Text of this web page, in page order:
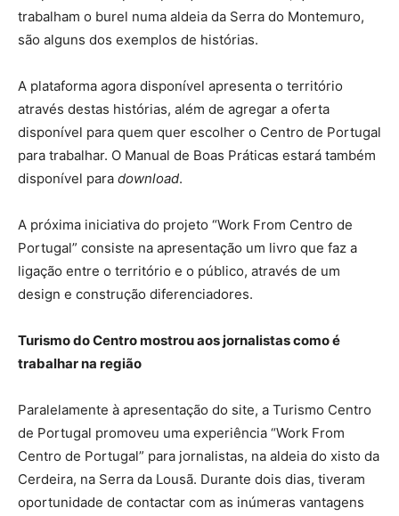
trabalham o burel numa aldeia da Serra do Montemuro,
são alguns dos exemplos de histórias.
A plataforma agora disponível apresenta o território
através destas histórias, além de agregar a oferta
disponível para quem quer escolher o Centro de Portugal
para trabalhar. O Manual de Boas Práticas estará também
disponível para download.
A próxima iniciativa do projeto “Work From Centro de
Portugal” consiste na apresentação um livro que faz a
ligação entre o território e o público, através de um
design e construção diferenciadores.
Turismo do Centro mostrou aos jornalistas como é
trabalhar na região
Paralelamente à apresentação do site, a Turismo Centro
de Portugal promoveu uma experiência “Work From
Centro de Portugal” para jornalistas, na aldeia do xisto da
Cerdeira, na Serra da Lousã. Durante dois dias, tiveram
oportunidade de contactar com as inúmeras vantagens